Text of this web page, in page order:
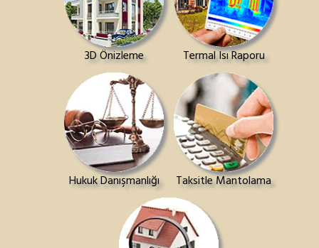
3D Önizleme Termal Isı Raporu
Hukuk Danışmanlığı Taksitle Mantolama